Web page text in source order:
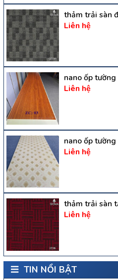
thảm trải sàn
Liên hệ
nano ốp
Liên hệ
nano ốp
Liên hệ
thảm trải sàn
Liên hệ
TIN NỔI BẬT